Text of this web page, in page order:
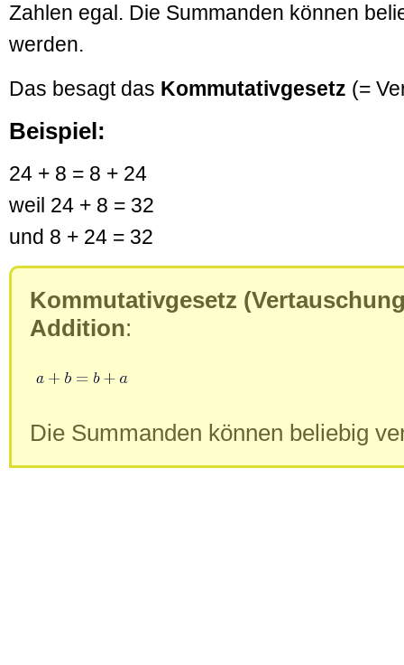
Zahlen egal. Die Summanden können
werden.
Das besagt das Kommutativgesetz (=
Beispiel:
24 + 8 = 8 + 24
weil 24 + 8 = 32
und 8 + 24 = 32
Kommutativgesetz
Addition:
Die Summanden können beliebig